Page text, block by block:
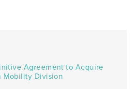
Agreement to Acquire
Mobility Division